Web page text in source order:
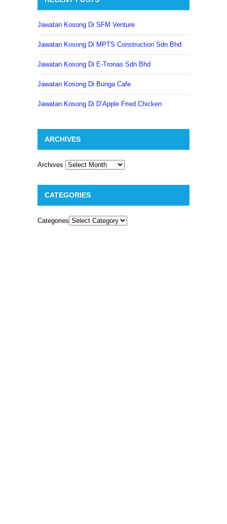
Jawatan Kosong Di SFM Venture
Jawatan Kosong Di MPTS Construction Sdn Bhd
Jawatan Kosong Di E-Tronas Sdn Bhd
Jawatan Kosong Di Bunga Cafe
Jawatan Kosong Di D’Apple Fried Chicken
ARCHIVES
Archives
CATEGORIES
Categories